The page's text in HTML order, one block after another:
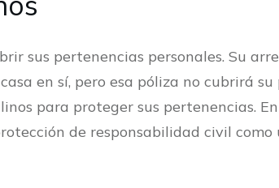
sus pertenencias personales. Su
en sí, pero esa póliza no cubrirá su
para proteger sus pertenencias. En
de responsabilidad civil como